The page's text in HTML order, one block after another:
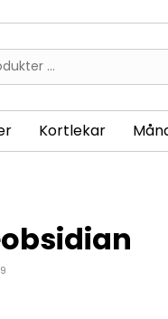
Kortlekar